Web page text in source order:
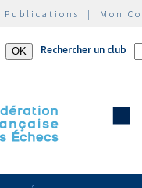
Publications | Mon
Rechercher un club